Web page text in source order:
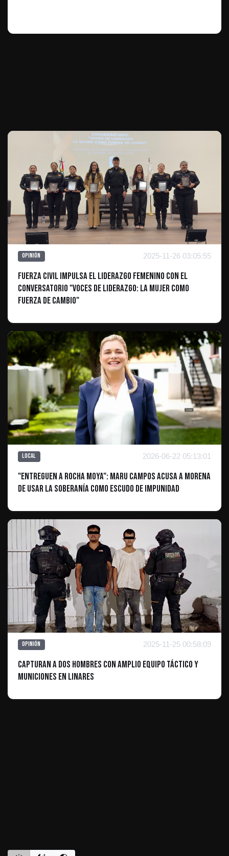
Opinión 2025-11-26 03:05:55
Fuerza Civil Impulsa el Liderazgo Femenino con el
Conversatorio "Voces de Liderazgo: La Mujer como
Fuerza de Cambio"
Local 2026-06-22 05:13:01
"Entreguen a Rocha Moya": Maru Campos acusa a Morena
de usar la soberanía como escudo de impunidad
Opinión 2025-11-25 00:58:09
Capturan a Dos Hombres con Amplio Equipo Táctico y
Municiones en Linares